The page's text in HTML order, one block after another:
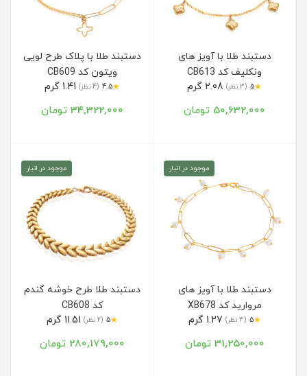
دستبند طلا با آویز های
ونکلیف کد CB613
★
5 (3 نظر)
50,632,000 تومان
دستبند طلا با پلاک طرح لویی
ویتون کد CB609
★
4.5 (4 نظر)
34,322,000 تومان
موجود در انبار
دستبند طلا با آویز های
مروارید کد XB678
★
5 (3 نظر)
31,250,000 تومان
موجود در انبار
دستبند طلا طرح خوشه گندم
کد CB608
★
5 (2 نظر)
280,179,000 تومان